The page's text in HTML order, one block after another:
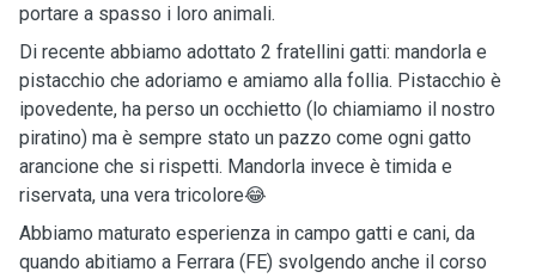
portare a spasso i loro animali.
Di recente abbiamo adottato 2 fratellini gatti: mandorla e
pistacchio che adoriamo e amiamo alla follia. Pistacchio è
ipovedente, ha perso un occhietto (lo chiamiamo il nostro
piratino) ma è sempre stato un pazzo come ogni gatto
arancione che si rispetti. Mandorla invece è timida e
riservata, una vera tricolore😂
Abbiamo maturato esperienza in campo gatti e cani, da
quando abitiamo a Ferrara (FE) svolgendo anche il corso